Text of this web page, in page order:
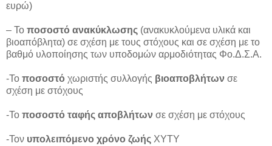
ευρώ)
– Το ποσοστό ανακύκλωσης (ανακυκλούμενα υλικά και
βιοαπόβλητα) σε σχέση με τους στόχους και σε σχέση με το
βαθμό υλοποίησης των υποδομών αρμοδιότητας Φο.Δ.Σ.Α.
-Το ποσοστό χωριστής συλλογής βιοαποβλήτων σε
σχέση με στόχους
-Το ποσοστό ταφής αποβλήτων σε σχέση με στόχους
-Τον υπολειπόμενο χρόνο ζωής ΧΥΤΥ